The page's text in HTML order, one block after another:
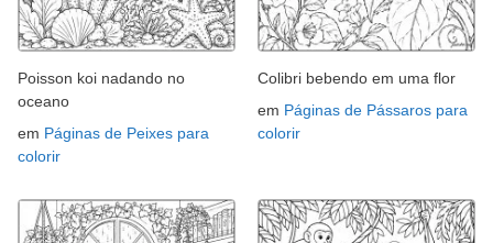
Poisson koi nadando no
oceano
em Páginas de Peixes para
colorir
Colibri bebendo em uma flor
em Páginas de Pássaros para
colorir